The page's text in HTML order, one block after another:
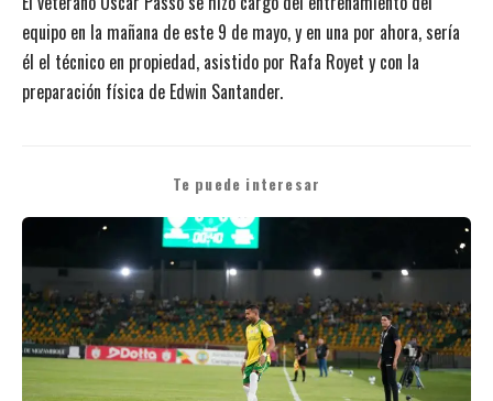
equipo en la mañana de este 9 de mayo, y en una por ahora, sería
él el técnico en propiedad, asistido por Rafa Royet y con la
preparación física de Edwin Santander.
Te puede interesar